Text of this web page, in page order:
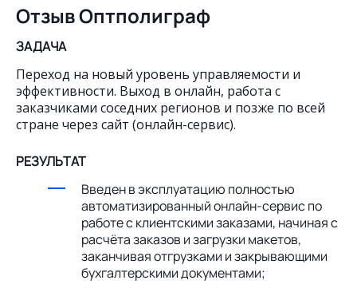
Отзыв Оптполиграф
ЗАДАЧА
Переход на новый уровень управляемости и
эффективности. Выход в онлайн, работа с
заказчиками соседних регионов и позже по всей
стране через сайт (онлайн-сервис).
РЕЗУЛЬТАТ
Введен в эксплуатацию полностью
автоматизированный онлайн-сервис по
работе с клиентскими заказами, начиная с
расчёта заказов и загрузки макетов,
заканчивая отгрузками и закрывающими
бухгалтерскими документами;